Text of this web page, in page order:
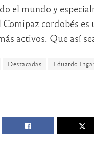
el mundo y
cordobés es
activos. Que así
Destacadas Eduardo